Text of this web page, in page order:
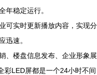
年稳定运行。
可实时更新播放内容，实现分
迅速。
、楼盘信息发布、企业形象展
彩LED屏都是一个24小时不间